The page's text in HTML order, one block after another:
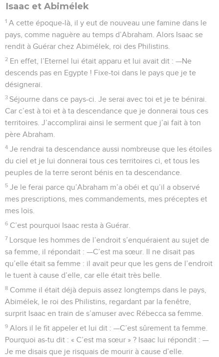
Isaac et Abimélek
1 A cette époque-là, il y eut de nouveau une famine dans le
pays, comme naguère au temps d’Abraham. Alors Isaac se
rendit à Guérar chez Abimélek, roi des Philistins.
2 En effet, l’Eternel lui était apparu et lui avait dit : —Ne
descends pas en Egypte ! Fixe-toi dans le pays que je te
désignerai.
3 Séjourne dans ce pays-ci. Je serai avec toi et je te bénirai.
Car c’est à toi et à ta descendance que je donnerai tous ces
territoires. J’accomplirai ainsi le serment que j’ai fait à ton
père Abraham.
4 Je rendrai ta descendance aussi nombreuse que les étoiles
du ciel et je lui donnerai tous ces territoires ci, et tous les
peuples de la terre seront bénis en ta descendance.
5 Je le ferai parce qu’Abraham m’a obéi et qu’il a observé
mes prescriptions, mes commandements, mes préceptes et
mes lois.
6 C’est pourquoi Isaac resta à Guérar.
7 Lorsque les hommes de l’endroit s’enquéraient au sujet de
sa femme, il répondait : —C’est ma sœur. Il ne disait pas
qu’elle était sa femme : il avait peur que les gens de l’endroit
le tuent à cause d’elle, car elle était très belle.
8 Comme il était déjà depuis assez longtemps dans le pays,
Abimélek, le roi des Philistins, regardant par la fenêtre,
surprit Isaac en train de s’amuser avec Rébecca sa femme.
9 Alors il le fit appeler et lui dit : —C’est sûrement ta femme.
Pourquoi as-tu dit : « C’est ma sœur » ? Isaac lui répondit : —
Je me disais que je risquais de mourir à cause d’elle.